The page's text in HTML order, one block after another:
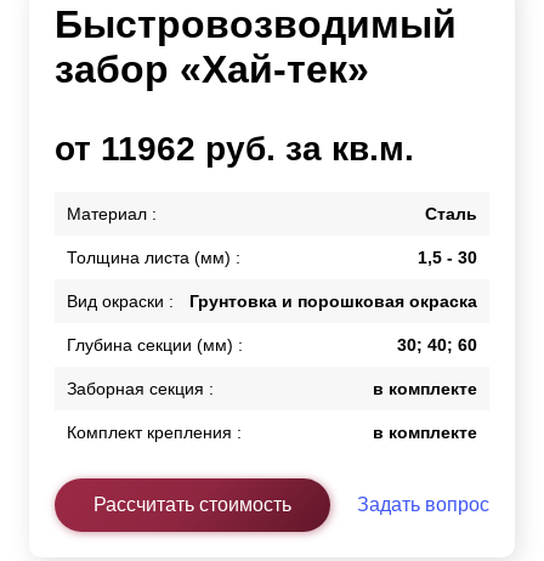
Быстровозводимый
забор «Хай-тек»
от 11962 руб. за кв.м.
Материал : Сталь
Толщина листа (мм) : 1,5 - 30
Вид окраски : Грунтовка и порошковая окраска
Глубина секции (мм) : 30; 40; 60
Заборная секция : в комплекте
Комплект крепления : в комплекте
Рассчитать стоимость Задать вопрос